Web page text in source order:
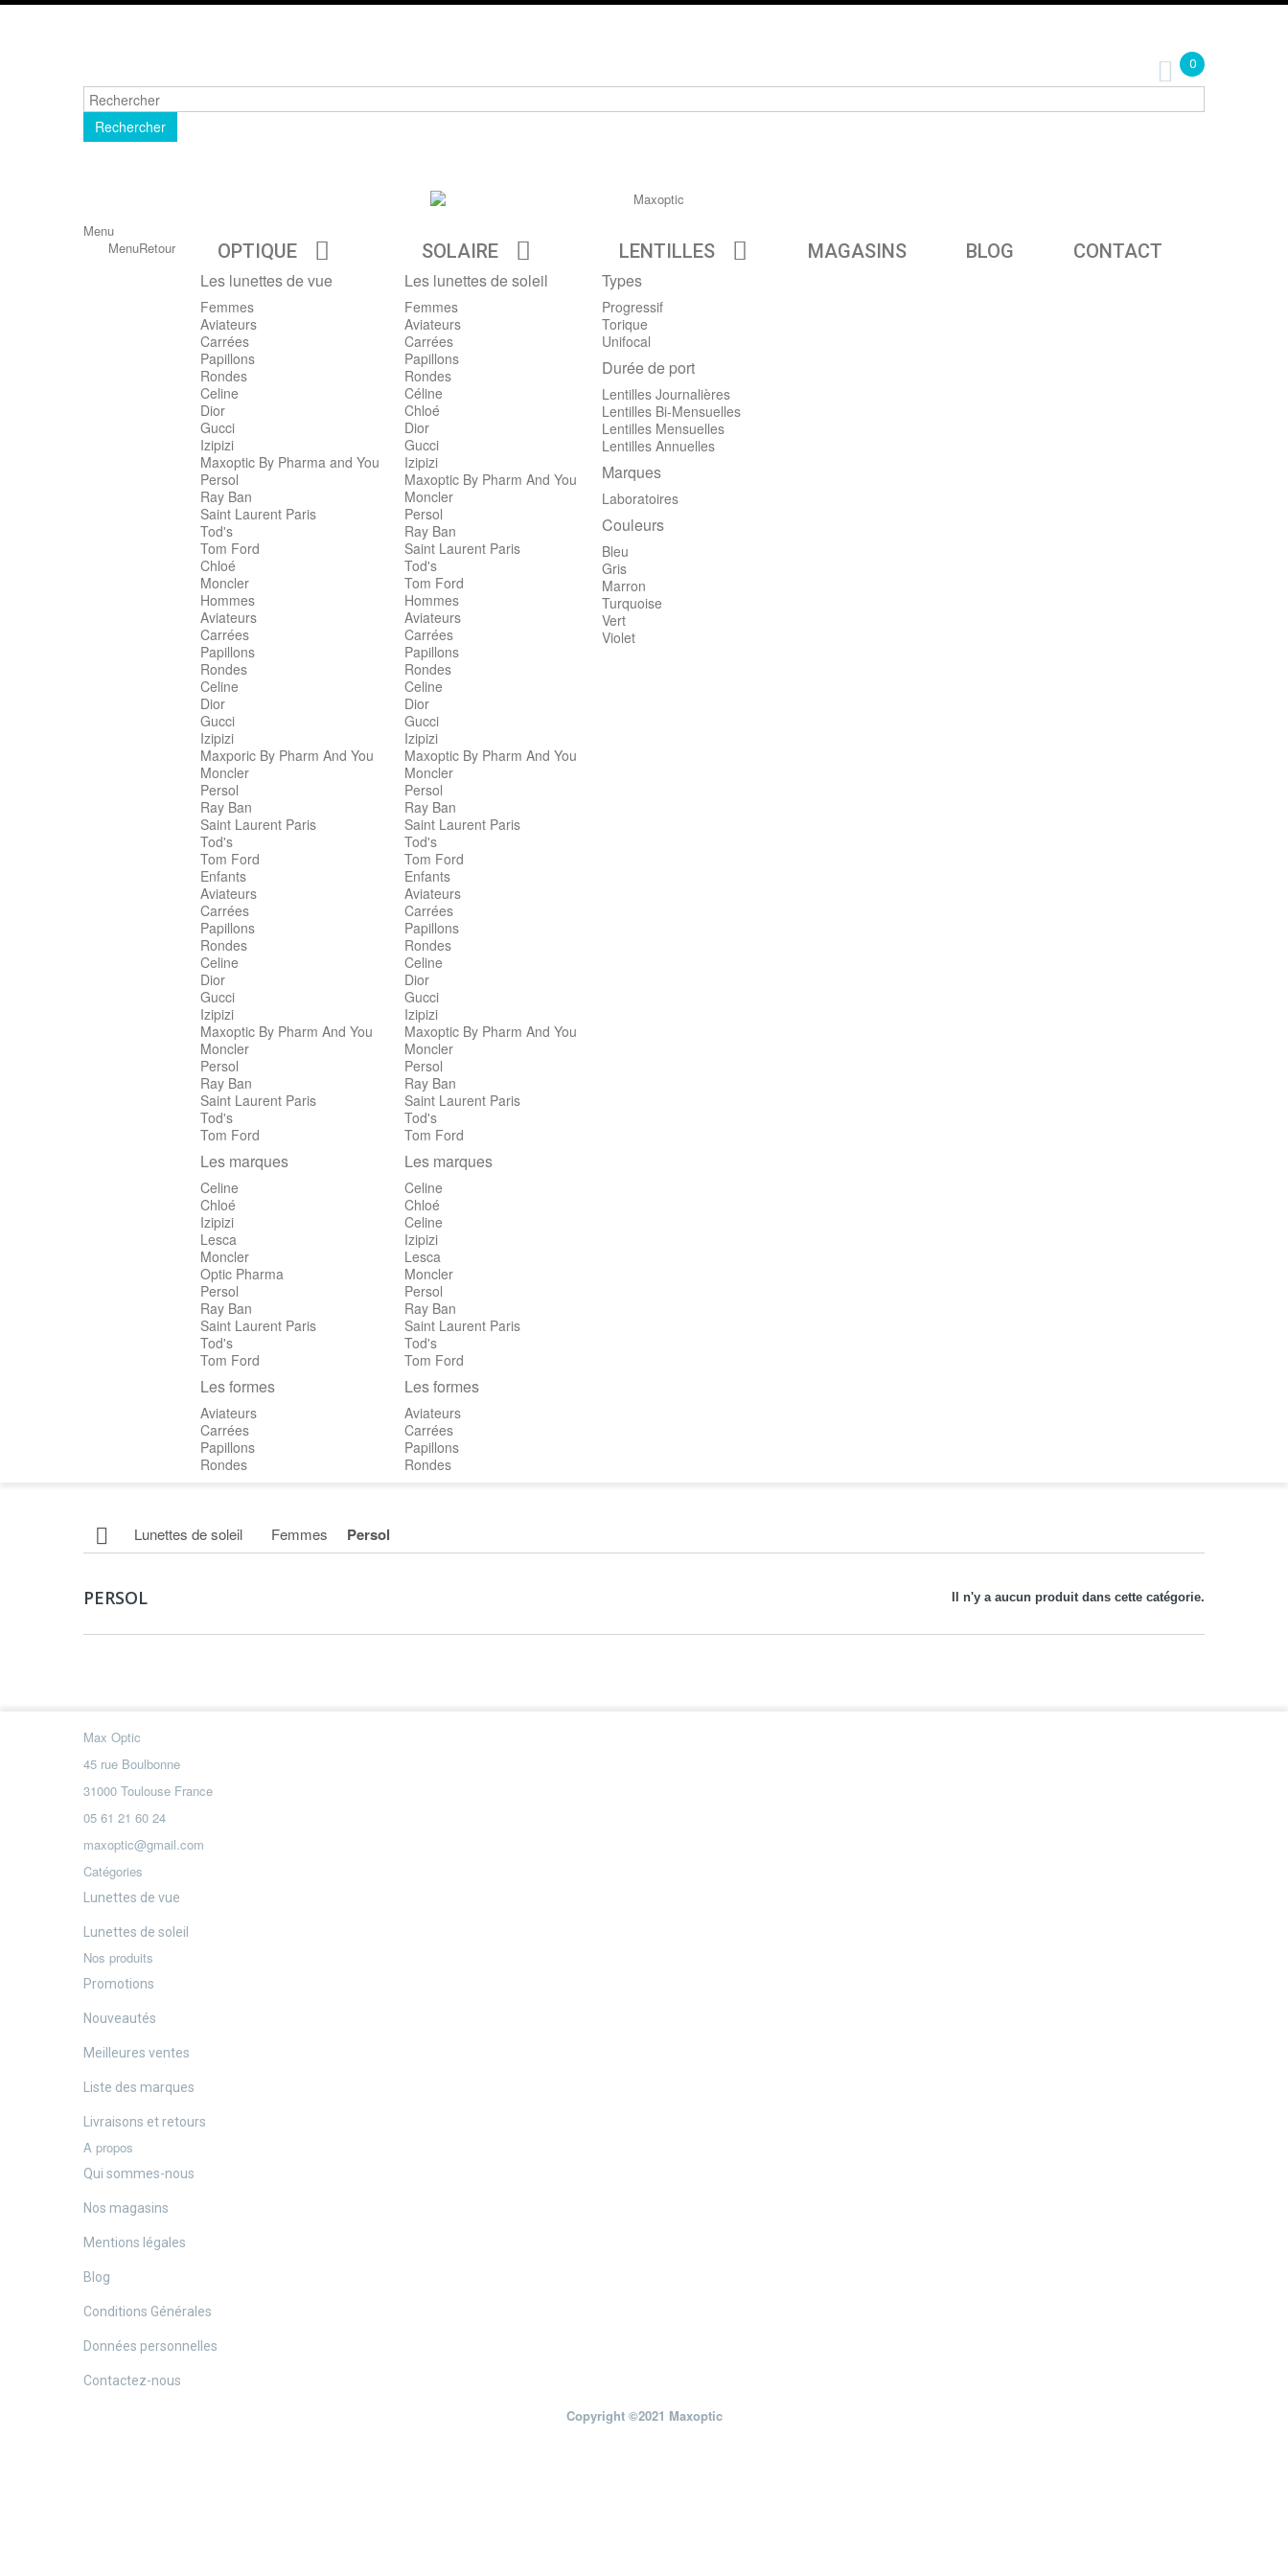
0
Rechercher
Menu
MenuRetour OPTIQUE
Les lunettes de vue
Femmes
Aviateurs
Carrées
Papillons
Rondes
Celine
Dior
Gucci
Izipizi
Maxoptic By Pharma and You
Persol
Ray Ban
Saint Laurent Paris
Tod's
Tom Ford
Chloé
Moncler
Hommes
Aviateurs
Carrées
Papillons
Rondes
Celine
Dior
Gucci
Izipizi
Maxporic By Pharm And You
Moncler
Persol
Ray Ban
Saint Laurent Paris
Tod's
Tom Ford
Enfants
Aviateurs
Carrées
Papillons
Rondes
Celine
Dior
Gucci
Izipizi
Maxoptic By Pharm And You
Moncler
Persol
Ray Ban
Saint Laurent Paris
Tod's
Tom Ford
Les marques
Celine
Chloé
Izipizi
Lesca
Moncler
Optic Pharma
Persol
Ray Ban
Saint Laurent Paris
Tod's
Tom Ford
Les formes
Aviateurs
Carrées
Papillons
Rondes
SOLAIRE
Les lunettes de soleil
Femmes
Aviateurs
Carrées
Papillons
Rondes
Céline
Chloé
Dior
Gucci
Izipizi
Maxoptic By Pharm And You
Moncler
Persol
Ray Ban
Saint Laurent Paris
Tod's
Tom Ford
Hommes
Aviateurs
Carrées
Papillons
Rondes
Celine
Dior
Gucci
Izipizi
Maxoptic By Pharm And You
Moncler
Persol
Ray Ban
Saint Laurent Paris
Tod's
Tom Ford
Enfants
Aviateurs
Carrées
Papillons
Rondes
Celine
Dior
Gucci
Izipizi
Maxoptic By Pharm And You
Moncler
Persol
Ray Ban
Saint Laurent Paris
Tod's
Tom Ford
Les marques
Celine
Chloé
Celine
Izipizi
Lesca
Moncler
Persol
Ray Ban
Saint Laurent Paris
Tod's
Tom Ford
Les formes
Aviateurs
Carrées
Papillons
Rondes
LENTILLES
Types
Progressif
Torique
Unifocal
Durée de port
Lentilles Journalières
Lentilles Bi-Mensuelles
Lentilles Mensuelles
Lentilles Annuelles
Marques
Laboratoires
Couleurs
Bleu
Gris
Marron
Turquoise
Vert
Violet
MAGASINS BLOG CONTACT
Lunettes de soleil Femmes Persol
PERSOL Il n'y a aucun produit dans cette catégorie.
Max Optic
45 rue Boulbonne
31000 Toulouse France
05 61 21 60 24
maxoptic@gmail.com
Catégories
Lunettes de vue
Lunettes de soleil
Nos produits
Promotions
Nouveautés
Meilleures ventes
Liste des marques
Livraisons et retours
A propos
Qui sommes-nous
Nos magasins
Mentions légales
Blog
Conditions Générales
Données personnelles
Contactez-nous
Copyright ©2021 Maxoptic